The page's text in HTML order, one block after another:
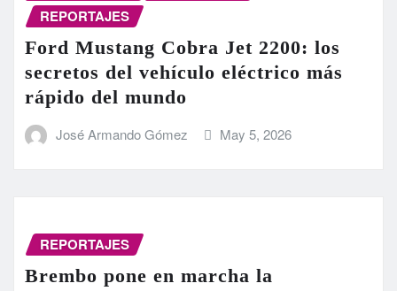
REPORTAJES
Ford Mustang Cobra Jet 2200: los
secretos del vehículo eléctrico más
rápido del mundo
José Armando Gómez May 5, 2026
REPORTAJES
Brembo pone en marcha la